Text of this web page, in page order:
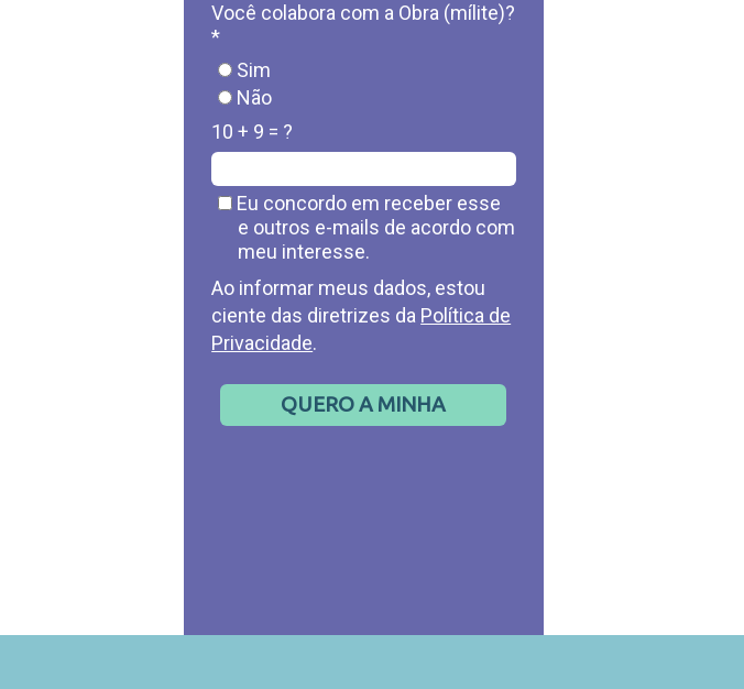
Você colabora com a Obra (mílite)?
*
Sim
Não
10 + 9 = ?
Eu concordo em receber esse
e outros e-mails de acordo com
meu interesse.
Ao informar meus dados, estou
ciente das diretrizes da Política de
Privacidade.
QUERO A MINHA